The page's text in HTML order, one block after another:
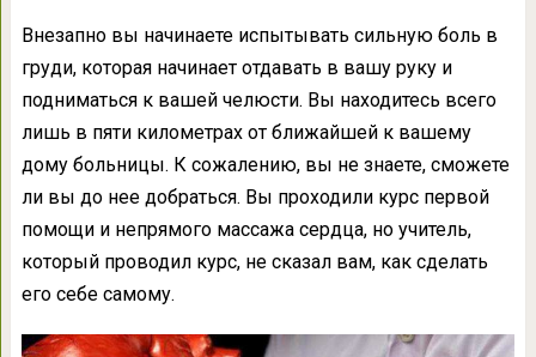
Внезапно вы начинаете испытывать сильную боль в
груди, которая начинает отдавать в вашу руку и
подниматься к вашей челюсти. Вы находитесь всего
лишь в пяти километрах от ближайшей к вашему
дому больницы. К сожалению, вы не знаете, сможете
ли вы до нее добраться. Вы проходили курс первой
помощи и непрямого массажа сердца, но учитель,
который проводил курс, не сказал вам, как сделать
его себе самому.